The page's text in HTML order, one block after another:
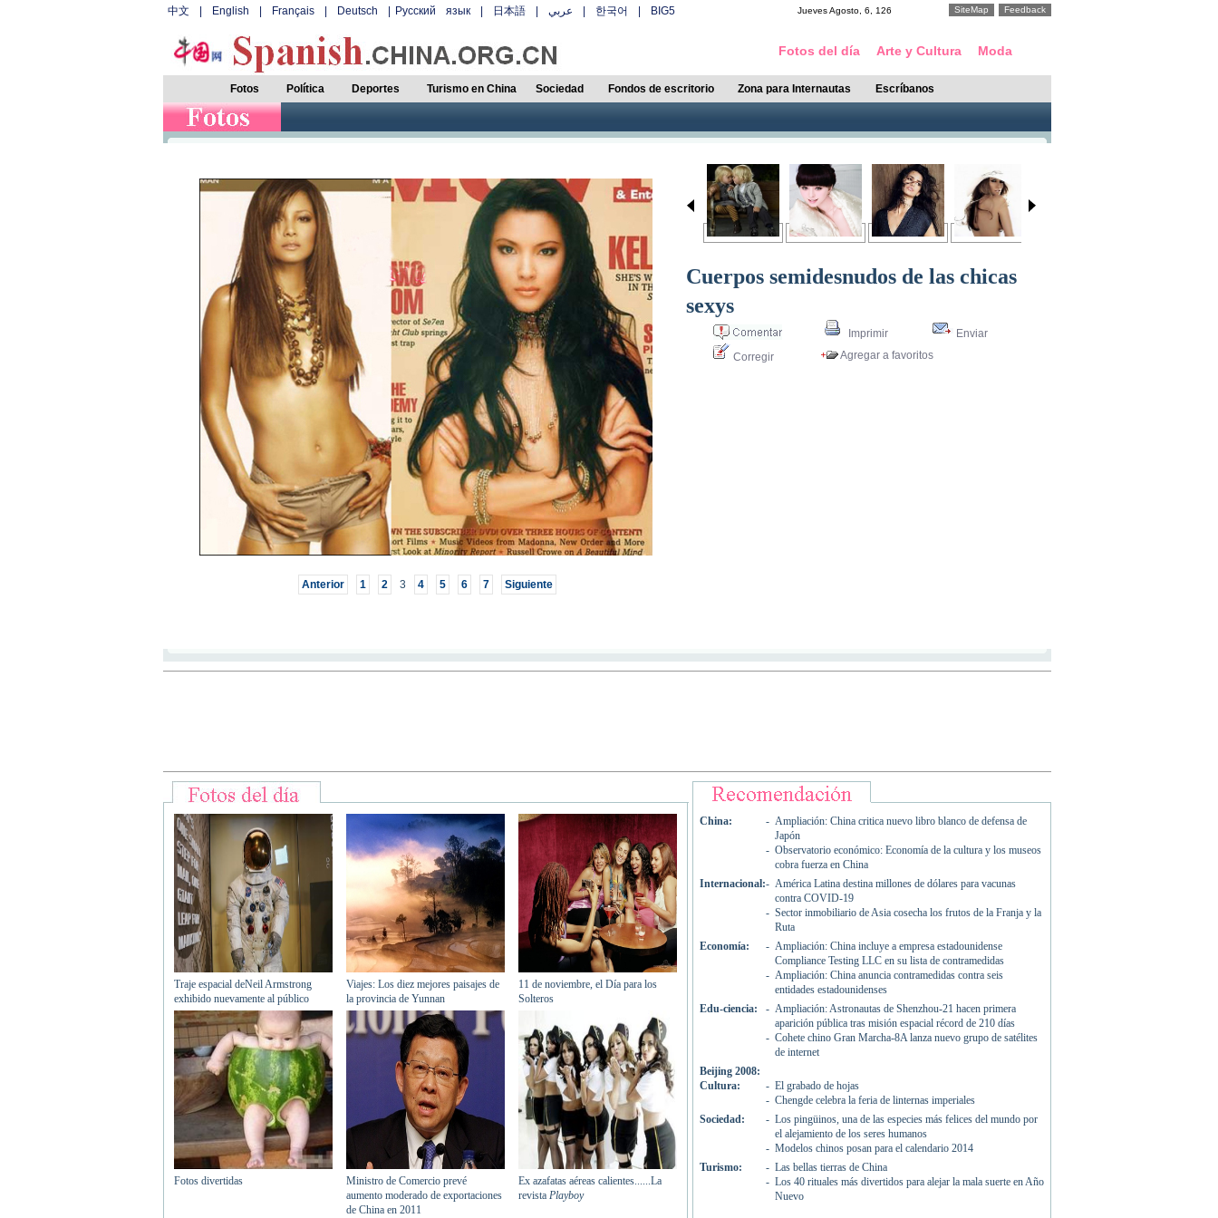
中文 English Français| Deutsch Русский язык| 日本語| عربي 한국어 BIG5 Feedback
SiteMap
JuevesAgosto, 6 126
Fotos del día Arte y Cultura Moda
Fotos Política Deportes Turismo en China Sociedad Fondos de escritorio Zona para Internautas Escríbanos
Anterior 1 2 3 4 5 6 7 Siguiente
Cuerpos semidesnudos de las chicas
sexys
Imprimir
Enviar
Corregir
Agregar a favoritos